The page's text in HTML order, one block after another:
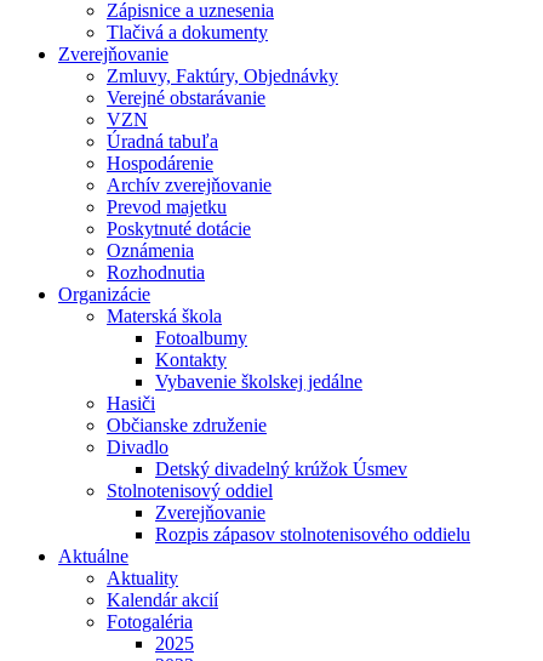
Zápisnice a uznesenia
Tlačivá a dokumenty
Zverejňovanie
Zmluvy, Faktúry, Objednávky
Verejné obstarávanie
VZN
Úradná tabuľa
Hospodárenie
Archív zverejňovanie
Prevod majetku
Poskytnuté dotácie
Oznámenia
Rozhodnutia
Organizácie
Materská škola
Fotoalbumy
Kontakty
Vybavenie školskej jedálne
Hasiči
Občianske združenie
Divadlo
Detský divadelný krúžok Úsmev
Stolnotenisový oddiel
Zverejňovanie
Rozpis zápasov stolnotenisového oddielu
Aktuálne
Aktuality
Kalendár akcií
Fotogaléria
2025